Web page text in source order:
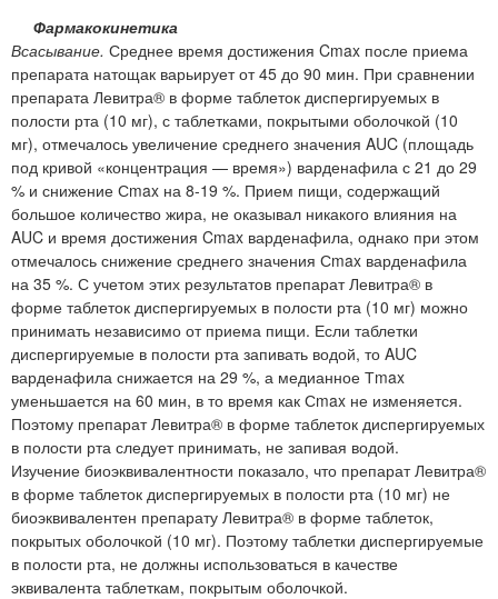
Фармакокинетика
Всасывание. Среднее время достижения Cmax после приема
препарата натощак варьирует от 45 до 90 мин. При сравнении
препарата Левитра® в форме таблеток диспергируемых в
полости рта (10 мг), с таблетками, покрытыми оболочкой (10
мг), отмечалось увеличение среднего значения AUC (площадь
под кривой «концентрация — время») варденафила с 21 до 29
% и снижение Сmax на 8-19 %. Прием пищи, содержащий
большое количество жира, не оказывал никакого влияния на
AUC и время достижения Cmax варденафила, однако при этом
отмечалось снижение среднего значения Сmax варденафила
на 35 %. С учетом этих результатов препарат Левитра® в
форме таблеток диспергируемых в полости рта (10 мг) можно
принимать независимо от приема пищи. Если таблетки
диспергируемые в полости рта запивать водой, то AUC
варденафила снижается на 29 %, а медианное Тmax
уменьшается на 60 мин, в то время как Сmax не изменяется.
Поэтому препарат Левитра® в форме таблеток диспергируемых
в полости рта следует принимать, не запивая водой.
Изучение биоэквивалентности показало, что препарат Левитра®
в форме таблеток диспергируемых в полости рта (10 мг) не
биоэквивалентен препарату Левитра® в форме таблеток,
покрытых оболочкой (10 мг). Поэтому таблетки диспергируемые
в полости рта, не должны использоваться в качестве
эквивалента таблеткам, покрытым оболочкой.